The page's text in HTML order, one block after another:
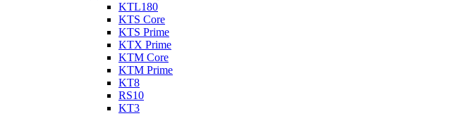
KTL180
KTS Core
KTS Prime
KTX Prime
KTM Core
KTM Prime
KT8
RS10
KT3